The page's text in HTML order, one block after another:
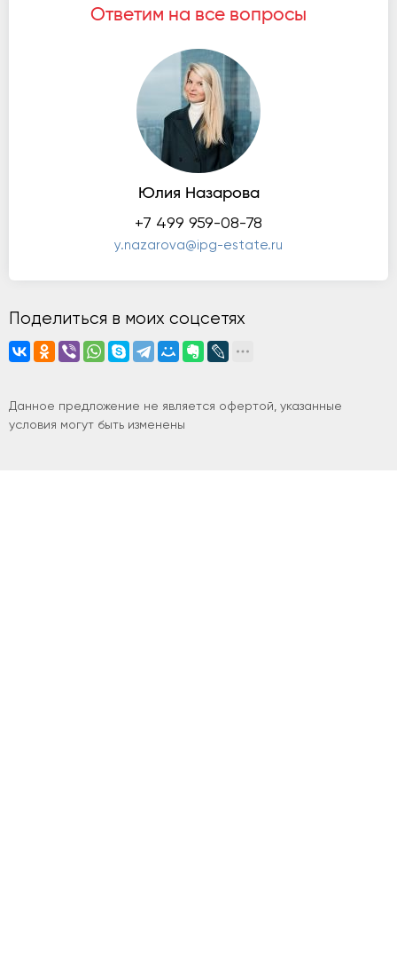
Ответим на все вопросы
Юлия Назарова
+7 499 959-08-78
y.nazarova@ipg-estate.ru
Поделиться в моих соцсетях
Данное предложение не является офертой, указанные
условия могут быть изменены